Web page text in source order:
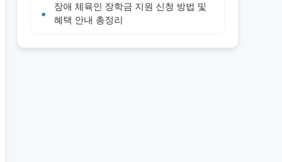
장애 체육인 장학금 지원 신청 방법 및
혜택 안내 총정리